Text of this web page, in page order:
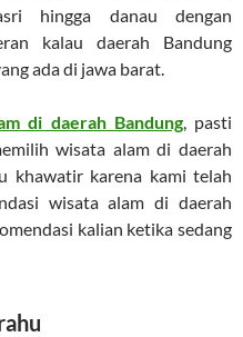
hingga danau dengan
kalau daerah Bandung
ada di jawa barat.
di daerah Bandung, pasti
wisata alam di daerah
khawatir karena kami telah
wisata alam di daerah
kalian ketika sedang